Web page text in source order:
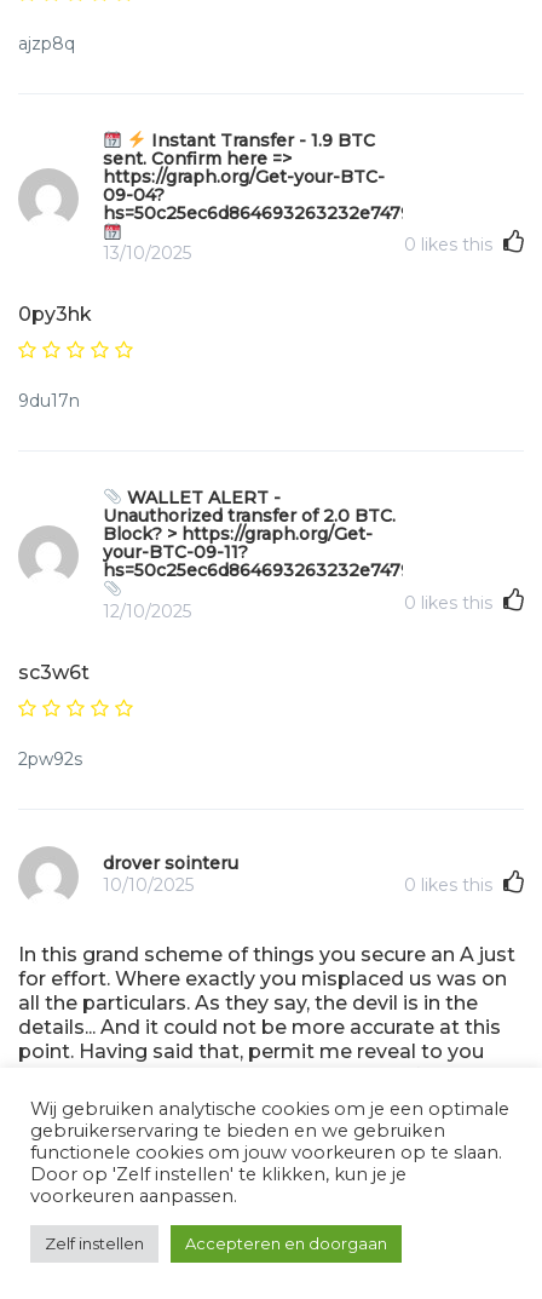
ajzp8q
Instant Transfer - 1.9 BTC
sent. Confirm here =>
https://graph.org/Get-your-BTC-
09-04?
hs=50c25ec6d864693263232e747970b49f&
13/10/2025
0 likes this
0py3hk
9du17n
WALLET ALERT -
Unauthorized transfer of 2.0 BTC.
Block? > https://graph.org/Get-
your-BTC-09-11?
hs=50c25ec6d864693263232e747970b49f&
12/10/2025
0 likes this
sc3w6t
2pw92s
drover sointeru
10/10/2025
0 likes this
In this grand scheme of things you secure an A just
for effort. Where exactly you misplaced us was on
all the particulars. As they say, the devil is in the
details... And it could not be more accurate at this
point. Having said that, permit me reveal to you
rather convincing and that is possibly the reason
why I am making the effort to opine. I do not really
make it a regular habit of doing that. Next, even
though I can see the jumps in logic you come up
with, I am not necessarily certain of how you
appear to connect the details which inturn make
the final result. For the moment I will yield to your
position however hope in the future you actually
Wij gebruiken analytische cookies om je een optimale
gebruikerservaring te bieden en we gebruiken
functionele cookies om jouw voorkeuren op te slaan.
Door op 'Zelf instellen' te klikken, kun je je
voorkeuren aanpassen.
Zelf instellen Accepteren en doorgaan